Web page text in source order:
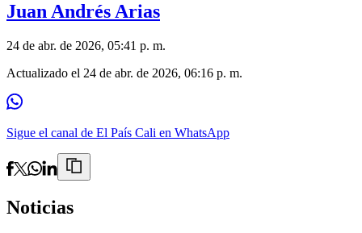
Juan Andrés Arias
24 de abr. de 2026, 05:41 p. m.
Actualizado el 24 de abr. de 2026, 06:16 p. m.
Sigue el canal de El País Cali en WhatsApp
Noticias